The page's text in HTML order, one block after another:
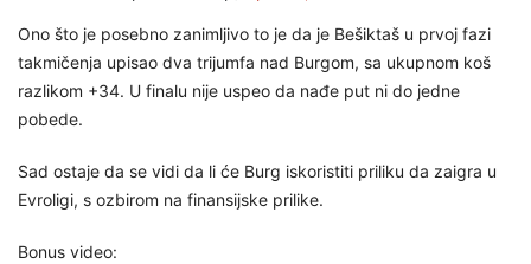
Ono što je posebno zanimljivo to je da je Bešiktaš u prvoj fazi
takmičenja upisao dva trijumfa nad Burgom, sa ukupnom koš
razlikom +34. U finalu nije uspeo da nađe put ni do jedne
pobede.
Sad ostaje da se vidi da li će Burg iskoristiti priliku da zaigra u
Evroligi, s ozbirom na finansijske prilike.
Bonus video: